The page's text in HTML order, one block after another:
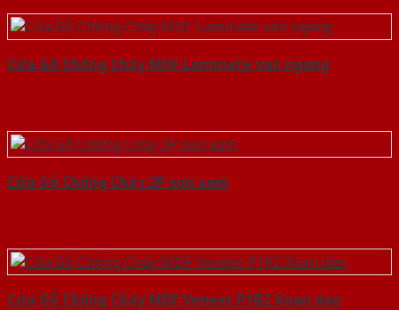
Cửa Gỗ Chống Cháy MDF Laminate van ngang
Cửa Gỗ Chống Cháy 2P son xam
Cửa Gỗ Chống Cháy MDF Veneer P1R2 Xoan dao